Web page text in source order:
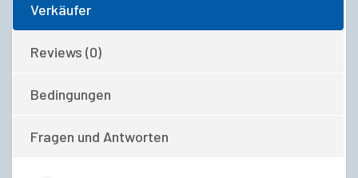
Verkäufer
Reviews (0)
Bedingungen
Fragen und Antworten